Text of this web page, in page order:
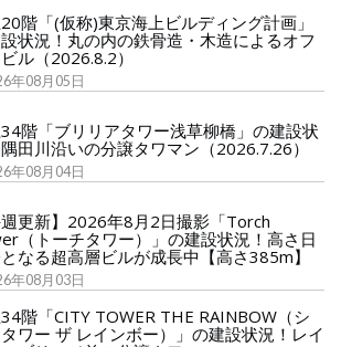
階「(仮称)東京海上ビルディング計画」
状況！丸の内の鉄骨造・木造によるオフ
ル（2026.8.2）
年08月05日
階「ブリリアタワー浅草柳橋」の建設状
田川沿いの分譲タワマン（2026.7.26）
年08月04日
週更新】2026年8月2日撮影「Torch
（トーチタワー）」の建設状況！高さ日
なる超高層ビルが成長中【高さ385m】
年08月03日
階「CITY TOWER THE RAINBOW（シ
ワー ザ レインボー）」の建設状況！レイ